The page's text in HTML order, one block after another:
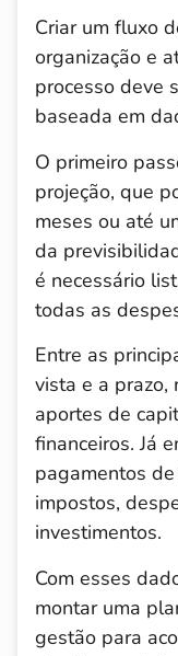
Criar um fluxo
organização e
processo deve
baseada em
O primeiro
projeção, que
meses ou até
da
é necessário
todas as
Entre as
vista e a prazo,
aportes de
financeiros. Já
pagamentos
impostos,
investimentos.
Com esses
montar uma
gestão para